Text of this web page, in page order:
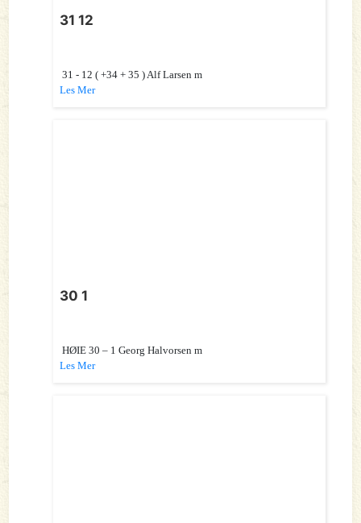
31 12
31 - 12 ( +34 + 35 ) Alf Larsen m
Les Mer
30 1
HØIE 30 – 1 Georg Halvorsen m
Les Mer